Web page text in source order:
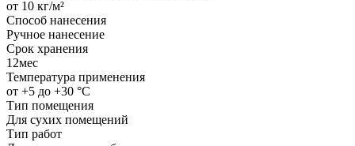
от 10 кг/м²
Способ нанесения
Ручное нанесение
Срок хранения
12мес
Температура применения
от +5 до +30 °С
Тип помещения
Для сухих помещений
Тип работ